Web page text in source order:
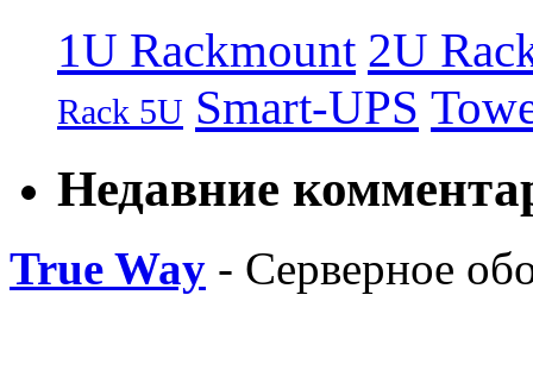
1U Rackmount 2U
Rack 5U Smart-UPS
Недавние
True Way - Серверное